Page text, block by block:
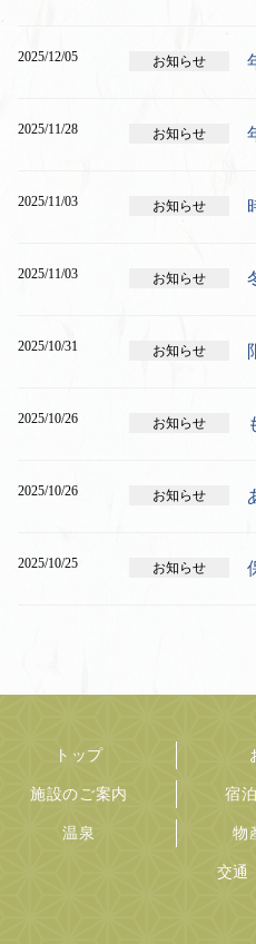
2025/12/05 お知らせ
2025/11/28 お知らせ
2025/11/03 お知らせ
2025/11/03 お知らせ
2025/10/31 お知らせ
2025/10/26 お知らせ
2025/10/26 お知らせ
2025/10/25 お知らせ
トップ
施設のご案内
温泉
宿
物
交通